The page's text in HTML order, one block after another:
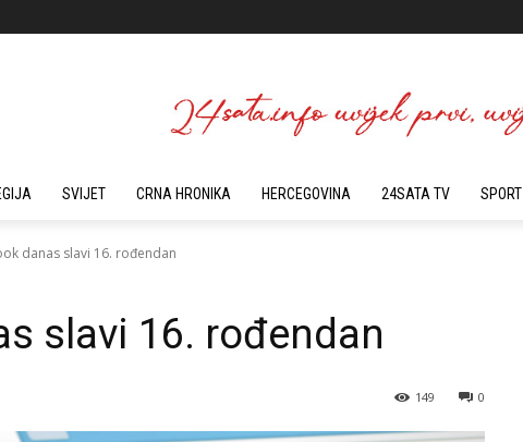
SVIJET CRNA HRONIKA HERCEGOVINA 24SATA TV SPORT
danas slavi 16. rođendan
slavi 16. rođendan
0
149